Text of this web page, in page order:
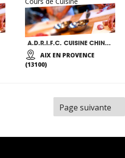
A.D.R.I.F.C. CUISINE CHINOISE
AIX EN PROVENCE
(13100)
Page suivante